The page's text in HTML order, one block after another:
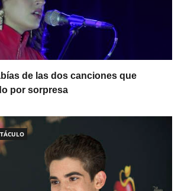
de las dos canciones que
por sorpresa